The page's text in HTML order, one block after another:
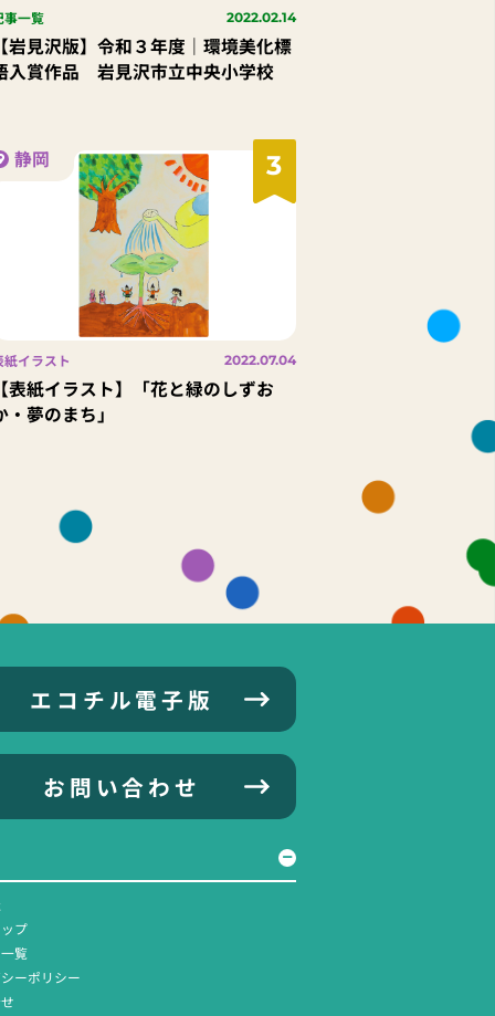
事一覧 2022.02.14
岩見沢版】令和３年度｜環境美化標
入賞作品 岩見沢市立中央小学校
3
静岡
紙イラスト 2022.07.04
表紙イラスト】「花と緑のしずお
・夢のまち」
エコチル電子版
お問い合わせ
プ
覧
ーポリシー